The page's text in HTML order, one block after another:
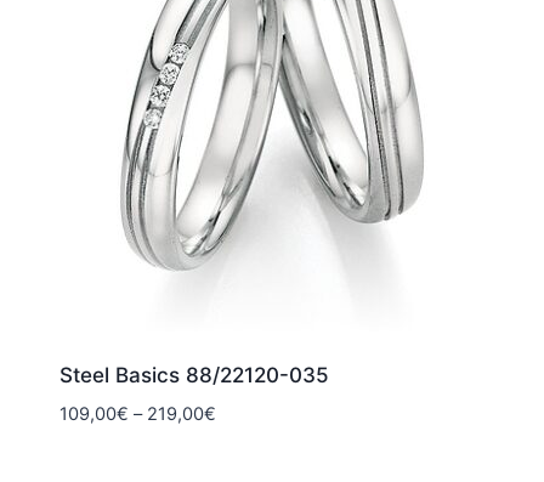
Steel Basics 88/22120-035
109,00€ – 219,00€Hintaluokka: